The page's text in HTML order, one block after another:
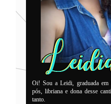
Oi! Sou a Leidi, graduada em
pós, libriana e dona desse
tanto.